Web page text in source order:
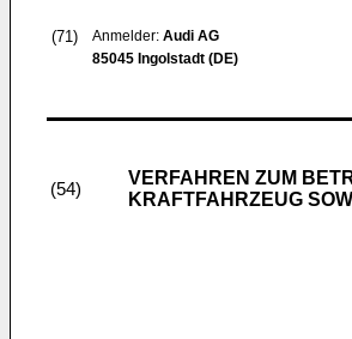
(71) Anmelder: Audi AG
85045 Ingolstadt (DE)
(54)
VERFAHREN ZUM
KRAFTFAHRZEUG